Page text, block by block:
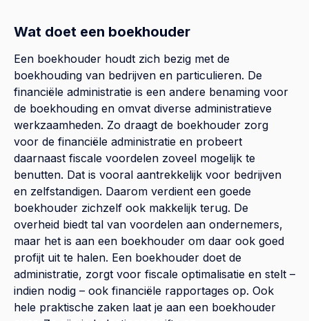
Wat doet een boekhouder
Een boekhouder houdt zich bezig met de
boekhouding van bedrijven en particulieren. De
financiële administratie is een andere benaming voor
de boekhouding en omvat diverse administratieve
werkzaamheden. Zo draagt de boekhouder zorg
voor de financiële administratie en probeert
daarnaast fiscale voordelen zoveel mogelijk te
benutten. Dat is vooral aantrekkelijk voor bedrijven
en zelfstandigen. Daarom verdient een goede
boekhouder zichzelf ook makkelijk terug. De
overheid biedt tal van voordelen aan ondernemers,
maar het is aan een boekhouder om daar ook goed
profijt uit te halen. Een boekhouder doet de
administratie, zorgt voor fiscale optimalisatie en stelt –
indien nodig – ook financiële rapportages op. Ook
hele praktische zaken laat je aan een boekhouder